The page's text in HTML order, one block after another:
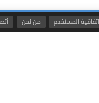
اتفاقية المستخدم من نحن